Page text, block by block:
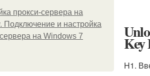
прокси-сервера на
Подключение и настройка
на Windows 7
Key
H1.